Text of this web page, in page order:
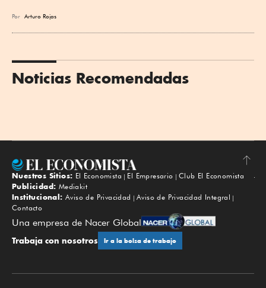
Por Arturo Rojas
Noticias Recomendadas
Subir
Nuestros Sitios: El Economista El Empresario
Club El Economista
Publicidad: Mediakit
Institucional: Aviso de Privacidad
Aviso de Privacidad Integral
Contacto
Una empresa de Nacer Global
Trabaja con nosotros Ir a la bolsa de trabajo